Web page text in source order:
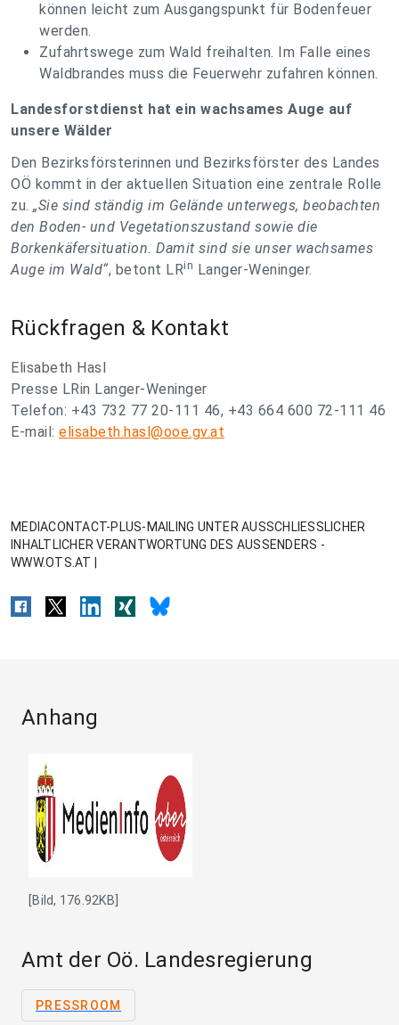
können leicht zum Ausgangspunkt für Bodenfeuer
werden.
Zufahrtswege zum Wald freihalten. Im Falle eines
Waldbrandes muss die Feuerwehr zufahren können.
Landesforstdienst hat ein wachsames Auge auf
unsere Wälder
Den Bezirksförsterinnen und Bezirksförster des Landes
OÖ kommt in der aktuellen Situation eine zentrale Rolle
zu. „Sie sind ständig im Gelände unterwegs, beobachten
den Boden- und Vegetationszustand sowie die
Borkenkäfersituation. Damit sind sie unser wachsames
Auge im Wald“, betont LRin Langer-Weninger.
Rückfragen & Kontakt
Elisabeth Hasl
Presse LRin Langer-Weninger
Telefon: +43 732 77 20-111 46, +43 664 600 72-111 46
E-mail: elisabeth.hasl@ooe.gv.at
MEDIACONTACT-PLUS-MAILING UNTER AUSSCHLIESSLICHER
INHALTLICHER VERANTWORTUNG DES AUSSENDERS -
WWW.OTS.AT |
Anhang
[Bild, 176.92KB]
Amt der Oö. Landesregierung
PRESSROOM